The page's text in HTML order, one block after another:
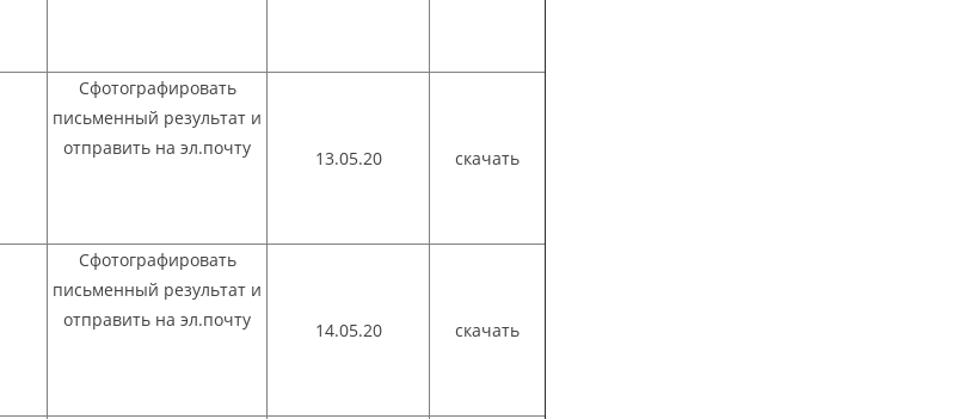
Сфотографировать
письменный результат и
отправить на эл.почту
13.05.20 скачать
Сфотографировать
письменный результат и
отправить на эл.почту
14.05.20 скачать